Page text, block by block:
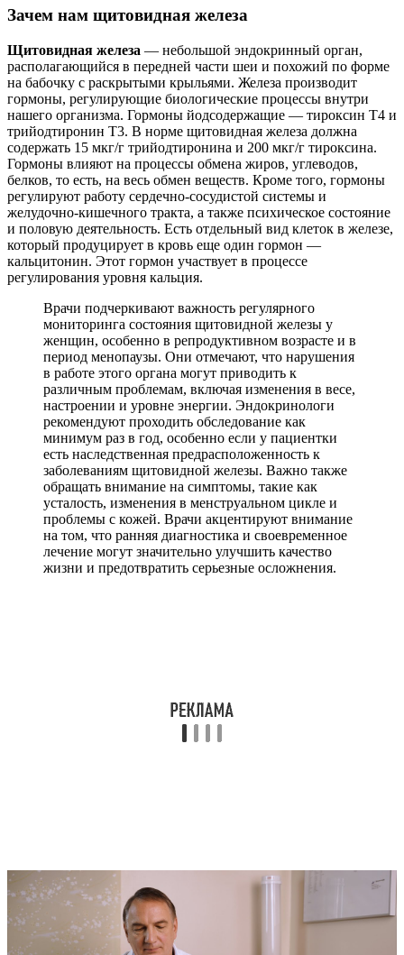
Зачем нам щитовидная железа
Щитовидная железа — небольшой эндокринный орган,
располагающийся в передней части шеи и похожий по форме
на бабочку с раскрытыми крыльями. Железа производит
гормоны, регулирующие биологические процессы внутри
нашего организма. Гормоны йодсодержащие — тироксин Т4 и
трийодтиронин Т3. В норме щитовидная железа должна
содержать 15 мкг/г трийодтиронина и 200 мкг/г тироксина.
Гормоны влияют на процессы обмена жиров, углеводов,
белков, то есть, на весь обмен веществ. Кроме того, гормоны
регулируют работу сердечно-сосудистой системы и
желудочно-кишечного тракта, а также психическое состояние
и половую деятельность. Есть отдельный вид клеток в железе,
который продуцирует в кровь еще один гормон —
кальцитонин. Этот гормон участвует в процессе
регулирования уровня кальция.
Врачи подчеркивают важность регулярного
мониторинга состояния щитовидной железы у
женщин, особенно в репродуктивном возрасте и в
период менопаузы. Они отмечают, что нарушения
в работе этого органа могут приводить к
различным проблемам, включая изменения в весе,
настроении и уровне энергии. Эндокринологи
рекомендуют проходить обследование как
минимум раз в год, особенно если у пациентки
есть наследственная предрасположенность к
заболеваниям щитовидной железы. Важно также
обращать внимание на симптомы, такие как
усталость, изменения в менструальном цикле и
проблемы с кожей. Врачи акцентируют внимание
на том, что ранняя диагностика и своевременное
лечение могут значительно улучшить качество
жизни и предотвратить серьезные осложнения.